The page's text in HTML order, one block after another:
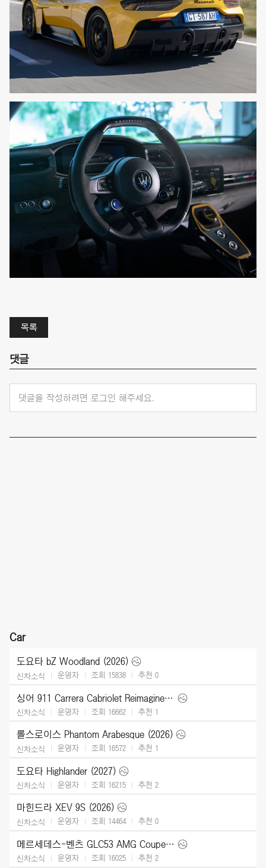
목록
댓글
댓글을 작성하려면 로그인 해주세요.
Car
도요타 bZ Woodland (2026)
신차소식 운영자 조회 15838 추천 0
싱어 911 Carrera Cabriolet Reimagined Type 964 (2026)
신차소식 운영자 조회 16662 추천 1
롤스로이스 Phantom Arabesque (2026)
신차소식 운영자 조회 16572 추천 1
도요타 Highlander (2027)
신차소식 운영자 조회 16215 추천 2
마힌드라 XEV 9S (2026)
신차소식 운영자 조회 14464 추천 0
메르세데스-벤츠 GLC53 AMG Coupe (2027)
신차소식 운영자 조회 16025 추천 2